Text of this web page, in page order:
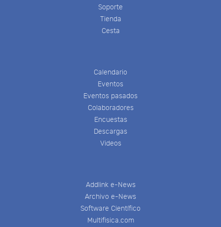
Soporte
Tienda
Cesta
Calendario
Eventos
Eventos pasados
Colaboradores
Encuestas
Descargas
Videos
Addlink e-News
Archivo e-News
Software Científico
Multifisica.com